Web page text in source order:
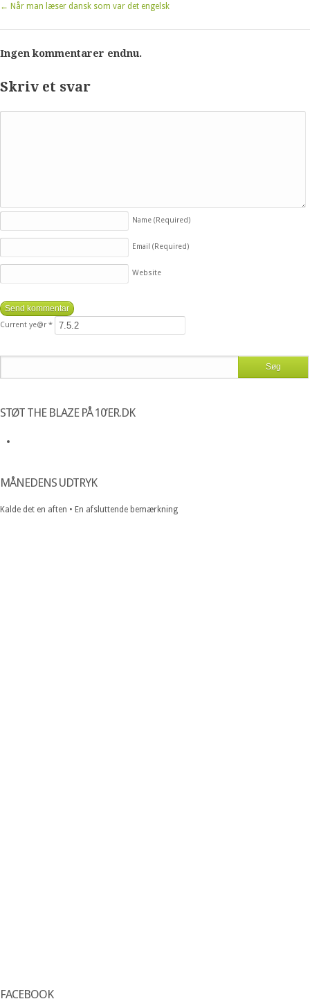
← Når man læser dansk som var det engelsk
Ingen kommentarer endnu.
Skriv et svar
Name (Required)
Email (Required)
Website
Current ye@r *
STØT THE BLAZE PÅ 10’ER.DK
MÅNEDENS UDTRYK
Kalde det en aften • En afsluttende bemærkning
FACEBOOK